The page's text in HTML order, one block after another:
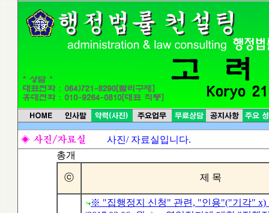
사진/ 자료실입니다.
총개
ⓒ 제 목
※ "집행정지 신청" 관련, "인용"("기각" x)